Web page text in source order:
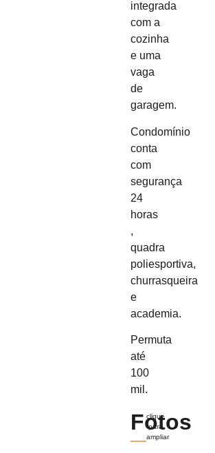
integrada
com a
cozinha
e uma
vaga
de
garagem.
Condomínio
conta
com
segurança
24
horas
,
quadra
poliesportiva,
churrasqueira
e
academia.
Permuta
até
100
mil.
Fotos
clique
para
ampliar